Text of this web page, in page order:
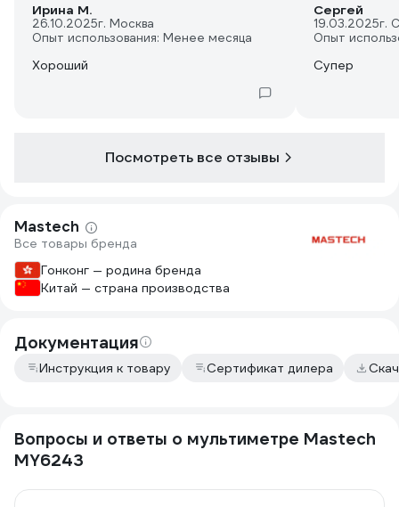
Ирина М.
26.10.2025г. Москва
Опыт использования: Менее месяца
Хороший
Сергей
19.03.2025г.
Опыт
Супер
Посмотреть все отзывы
Mastech
Все товары бренда
Гонконг — родина бренда
Китай — страна производства
Документация
Инструкция к товару Сертификат дилера
Вопросы и ответы о мультиметре Mastech
MY6243